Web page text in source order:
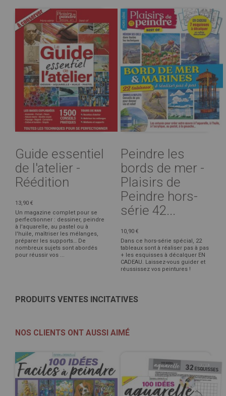
Guide essentiel
de l'atelier -
Réédition
13,90 €
Un magazine complet pour se
perfectionner : dessiner, peindre
à l'aquarelle, au pastel ou à
l'huile, maîtriser les mélanges,
préparer les supports… De
nombreux sujets sont abordés
pour réussir vos ...
Peindre les
bords de mer -
Plaisirs de
Peindre hors-
série 42...
10,90 €
Dans ce hors-série spécial, 22
tableaux sont à réaliser pas à pas
+ les esquisses à décalquer EN
CADEAU. Laissez-vous guider et
réussissez vos peintures !
PRODUITS VENTES INCITATIVES
NOS CLIENTS ONT AUSSI AIMÉ